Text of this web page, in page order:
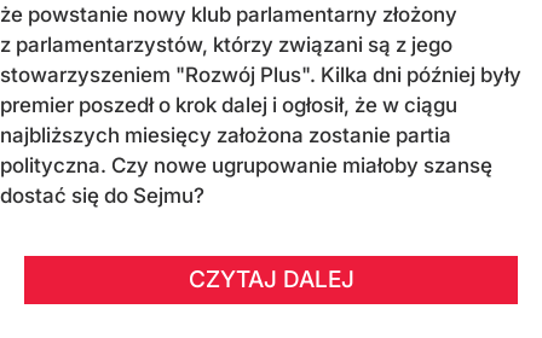
że powstanie nowy klub parlamentarny złożony
z parlamentarzystów, którzy związani są z jego
stowarzyszeniem "Rozwój Plus". Kilka dni później były
premier poszedł o krok dalej i ogłosił, że w ciągu
najbliższych miesięcy założona zostanie partia
polityczna. Czy nowe ugrupowanie miałoby szansę
dostać się do Sejmu?
CZYTAJ DALEJ